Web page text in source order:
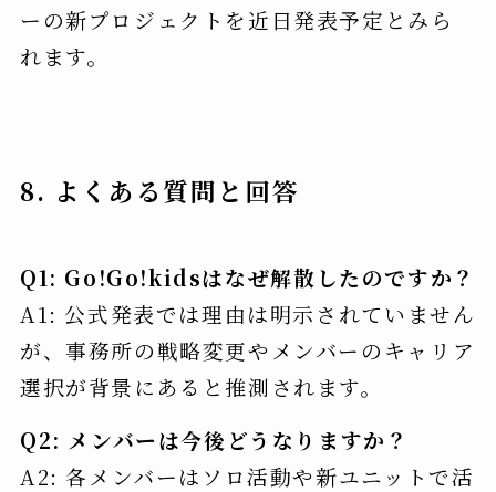
ーの新プロジェクトを近日発表予定とみら
れます。
8. よくある質問と回答
Q1: Go!Go!kidsはなぜ解散したのですか？
A1: 公式発表では理由は明示されていません
が、事務所の戦略変更やメンバーのキャリア
選択が背景にあると推測されます。
Q2: メンバーは今後どうなりますか？
A2: 各メンバーはソロ活動や新ユニットで活